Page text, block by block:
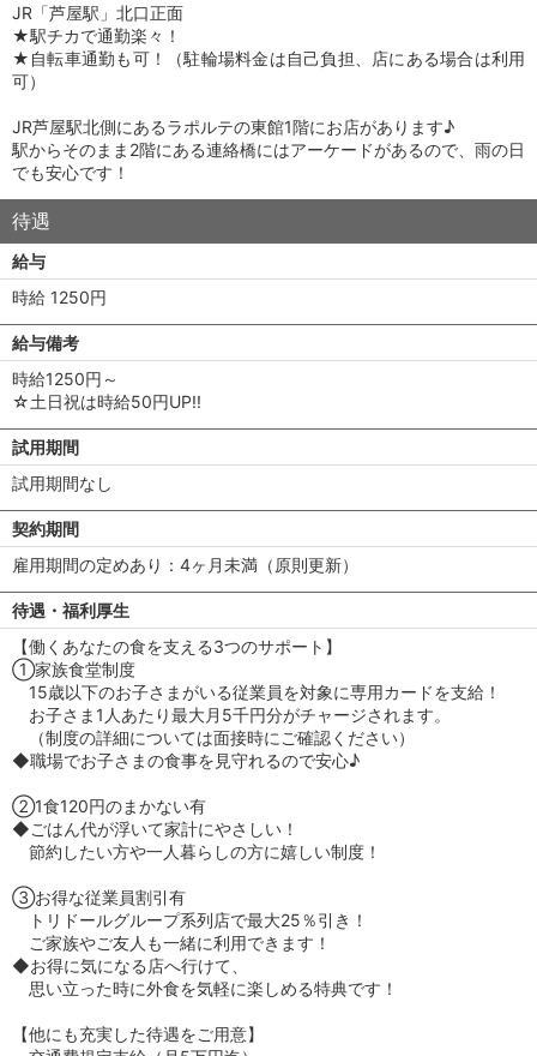
JR「芦屋駅」北口正面
★駅チカで通勤楽々！
★自転車通勤も可！（駐輪場料金は自己負担、店にある場合は利用
可）
JR芦屋駅北側にあるラポルテの東館1階にお店があります♪
駅からそのまま2階にある連絡橋にはアーケードがあるので、雨の日
でも安心です！
待遇
給与
時給 1250円
給与備考
時給1250円～
☆土日祝は時給50円UP!!
試用期間
試用期間なし
契約期間
雇用期間の定めあり：4ヶ月未満（原則更新）
待遇・福利厚生
【働くあなたの食を支える3つのサポート】
①家族食堂制度
15歳以下のお子さまがいる従業員を対象に専用カードを支給！
お子さま1人あたり最大月5千円分がチャージされます。
（制度の詳細については面接時にご確認ください）
◆職場でお子さまの食事を見守れるので安心♪
②1食120円のまかない有
◆ごはん代が浮いて家計にやさしい！
節約したい方や一人暮らしの方に嬉しい制度！
③お得な従業員割引有
トリドールグループ系列店で最大25％引き！
ご家族やご友人も一緒に利用できます！
◆お得に気になる店へ行けて、
思い立った時に外食を気軽に楽しめる特典です！
【他にも充実した待遇をご用意】